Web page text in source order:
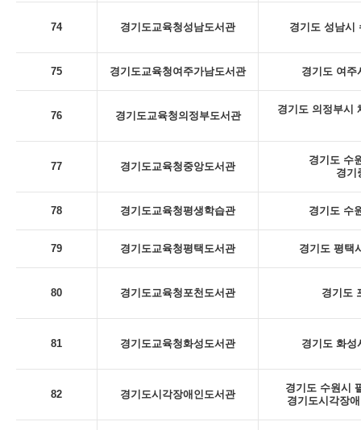
74 경기도교육청성남도서관 경기도 성남시
75 경기도교육청여주가남도서관 경기도 여주
76 경기도교육청의정부도서관
경기도 의정부시
77 경기도교육청중앙도서관
경기도 수
경기
78 경기도교육청평생학습관 경기도 수
79 경기도교육청평택도서관 경기도 평택
80 경기도교육청포천도서관 경기도
81 경기도교육청화성도서관 경기도 화성
82 경기도시각장애인도서관
경기도 수원시
경기도시각장